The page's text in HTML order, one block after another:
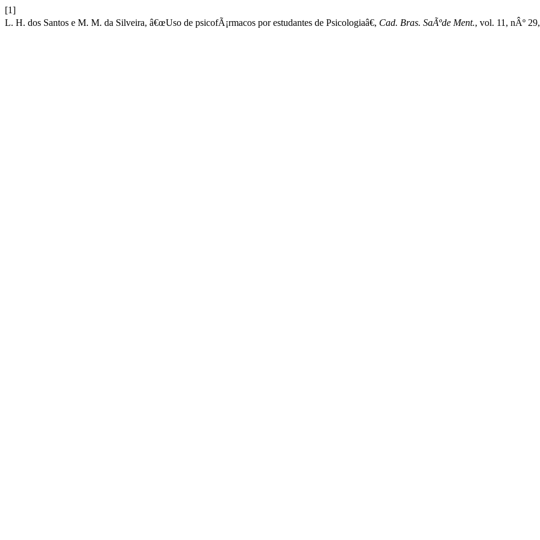
[1]
L. H. dos Santos e M. M. da Silveira, â€œUso de psicofÃ¡rmacos por estudantes de Psicologiaâ€, Cad. Bras. SaÃºde Ment., vol. 11, nÂº